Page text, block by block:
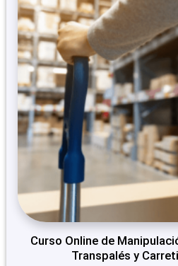
Curso Online de
Transpalés y